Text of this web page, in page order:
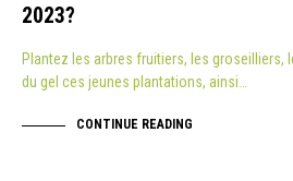
2023?
Plantez les arbres fruitiers, les groseilliers,
du gel ces jeunes plantations, ainsi…
CONTINUE READING